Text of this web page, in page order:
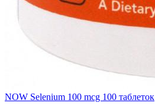
NOW Selenium 100 mcg 100 таблеток